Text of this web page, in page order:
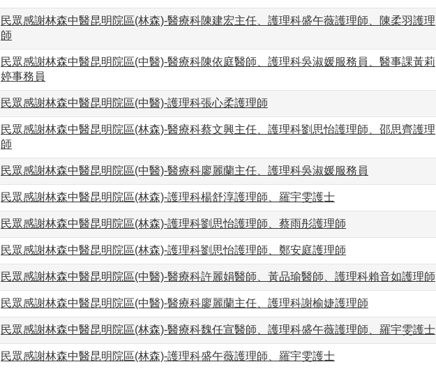
民眾感謝林森中醫昆明院區(林森)-醫療科陳建宏主任、護理科盛午薇護理師、陳柔羽護理
師
民眾感謝林森中醫昆明院區(中醫)-醫療科陳依庭醫師、護理科吳淑媛服務員、醫事課黃莉
婷事務員
民眾感謝林森中醫昆明院區(中醫)-護理科張心柔護理師
民眾感謝林森中醫昆明院區(林森)-醫療科蔡文興主任、護理科劉思怡護理師、邵思齊護理
師
民眾感謝林森中醫昆明院區(中醫)-醫療科廖麗蘭主任、護理科吳淑媛服務員
民眾感謝林森中醫昆明院區(林森)-護理科楊舒淳護理師、羅宇雯護士
民眾感謝林森中醫昆明院區(林森)-護理科劉思怡護理師、蔡雨彤護理師
民眾感謝林森中醫昆明院區(林森)-護理科劉思怡護理師、鄭安庭護理師
民眾感謝林森中醫昆明院區(中醫)-醫療科許麗娟醫師、黃品瑜醫師、護理科賴音如護理師
民眾感謝林森中醫昆明院區(中醫)-醫療科廖麗蘭主任、護理科謝榆婕護理師
民眾感謝林森中醫昆明院區(林森)-醫療科魏任宣醫師、護理科盛午薇護理師、羅宇雯護士
民眾感謝林森中醫昆明院區(林森)-護理科盛午薇護理師、羅宇雯護士